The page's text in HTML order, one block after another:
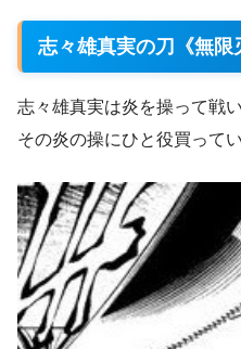
志々雄真実の刀《無限
志々雄真実は炎を操って戦い
その炎の操にひと役買ってい